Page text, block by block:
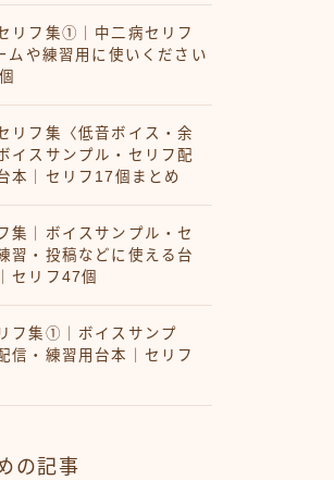
リフ集①｜中二病セリフ
ムや練習用に使いください
リフ集〈低音ボイス・余
イスサンプル・セリフ配
本｜セリフ17個まとめ
集｜ボイスサンプル・セ
習・投稿などに使える台
セリフ47個
フ集①｜ボイスサンプ
信・練習用台本｜セリフ
の記事